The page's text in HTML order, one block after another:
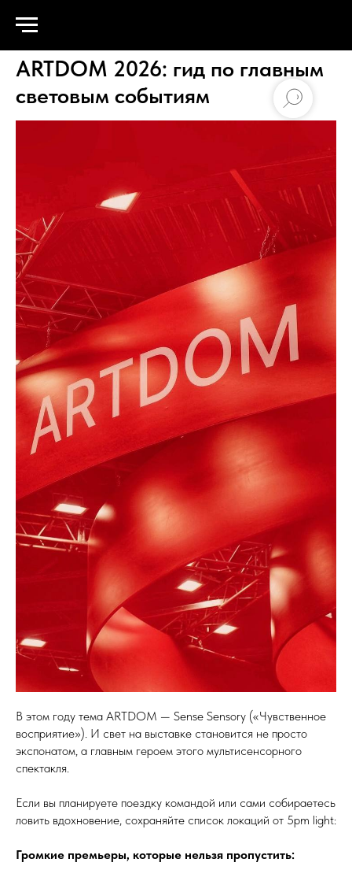
ARTDOM 2026: гид по главным
световым событиям
В этом году тема ARTDOM — Sense Sensory («Чувственное
восприятие»). И свет на выставке становится не просто
экспонатом, а главным героем этого мультисенсорного
спектакля.
Если вы планируете поездку командой или сами собираетесь
ловить вдохновение, сохраняйте список локаций от 5pm light:
Громкие премьеры, которые нельзя пропустить: